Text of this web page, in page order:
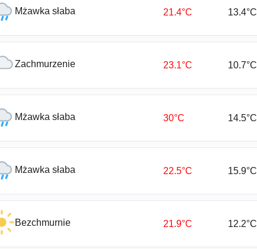
Mżawka słaba 21.4°C 13.4°C
Zachmurzenie 23.1°C 10.7°C
Mżawka słaba 30°C 14.5°C
Mżawka słaba 22.5°C 15.9°C
Bezchmurnie 21.9°C 12.2°C